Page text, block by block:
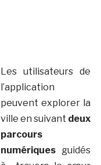
Les utilisateurs de
l’application
peuvent explorer la
ville en suivant deux
parcours
numériquesguidés